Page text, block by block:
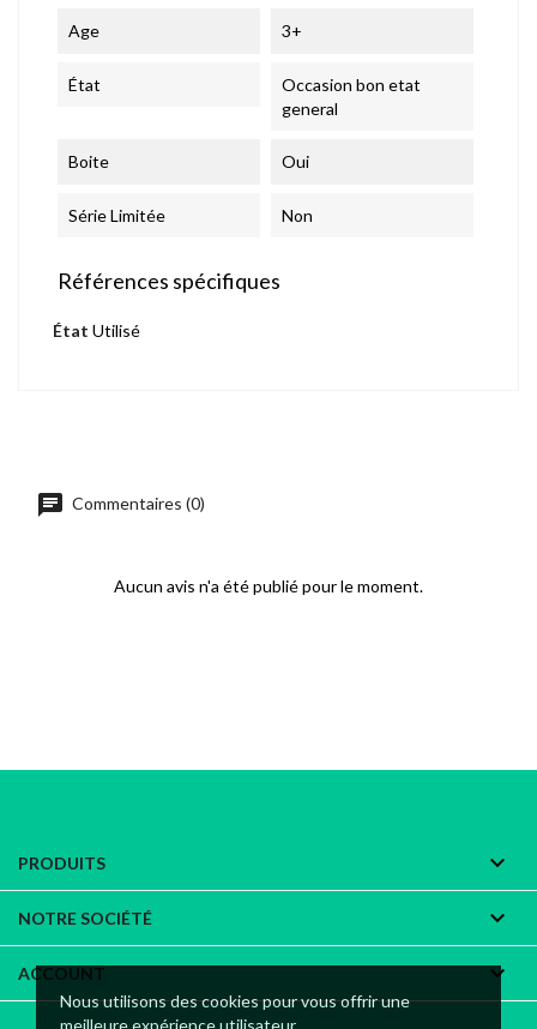
Nous utilisons des cookies pour vous offrir une
meilleure expérience utilisateur.
Age 3+
État
Occasion bon etat
general
Boite Oui
Série Limitée Non
Références spécifiques
État Utilisé
chat Commentaires (0)
Aucun avis n'a été publié pour le moment.
PRODUITS 
NOTRE SOCIÉTÉ 
ACCOUNT 